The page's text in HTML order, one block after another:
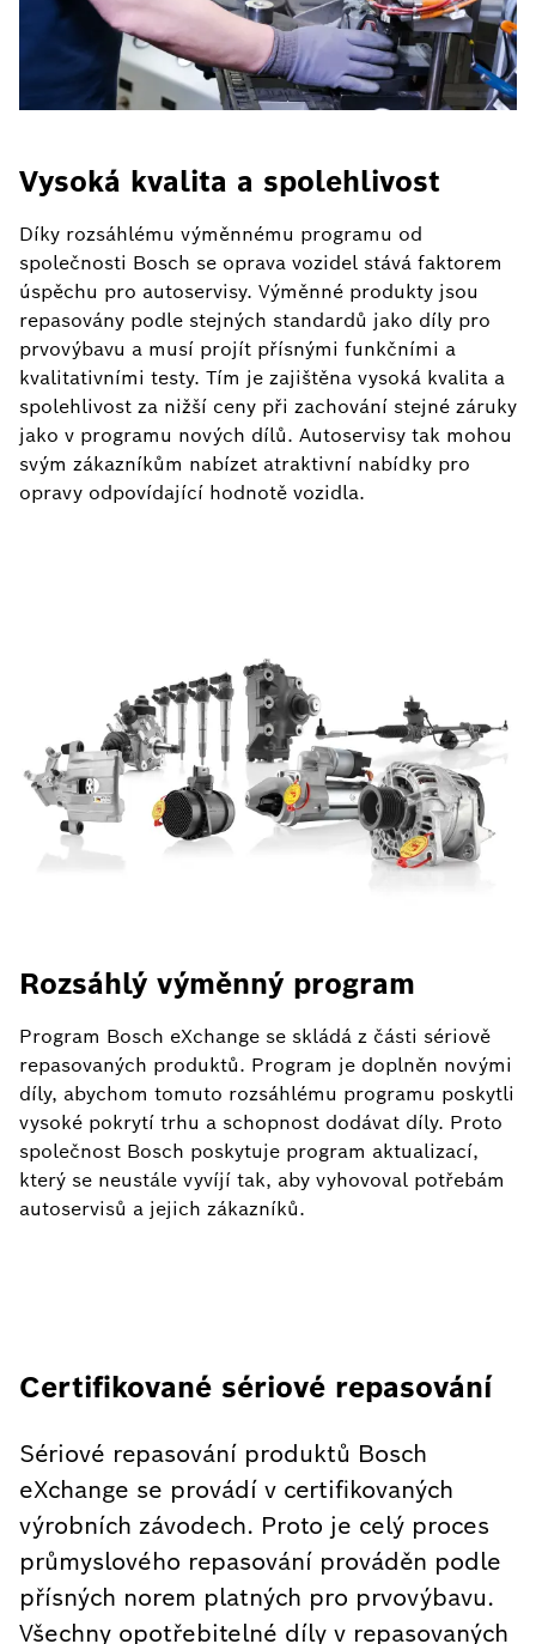
Vysoká kvalita a spolehlivost
Díky rozsáhlému výměnnému programu od
společnosti Bosch se oprava vozidel stává faktorem
úspěchu pro autoservisy. Výměnné produkty jsou
repasovány podle stejných standardů jako díly pro
prvovýbavu a musí projít přísnými funkčními a
kvalitativními testy. Tím je zajištěna vysoká kvalita a
spolehlivost za nižší ceny při zachování stejné záruky
jako v programu nových dílů. Autoservisy tak mohou
svým zákazníkům nabízet atraktivní nabídky pro
opravy odpovídající hodnotě vozidla.
Rozsáhlý výměnný program
Program Bosch eXchange se skládá z části sériově
repasovaných produktů. Program je doplněn novými
díly, abychom tomuto rozsáhlému programu poskytli
vysoké pokrytí trhu a schopnost dodávat díly. Proto
společnost Bosch poskytuje program aktualizací,
který se neustále vyvíjí tak, aby vyhovoval potřebám
autoservisů a jejich zákazníků.
Certifikované sériové repasování
Sériové repasování produktů Bosch
eXchange se provádí v certifikovaných
výrobních závodech. Proto je celý proces
průmyslového repasování prováděn podle
přísných norem platných pro prvovýbavu.
Všechny opotřebitelné díly v repasovaných